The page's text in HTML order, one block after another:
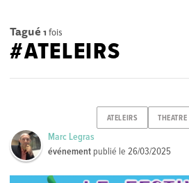
Tagué 1 fois
#ATELEIRS
ATELEIRS THEATRE
Marc Legras
événement publié le26/03/2025